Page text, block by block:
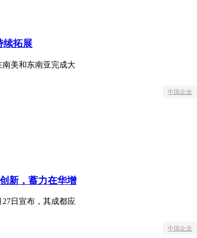
续拓展
美和东南亚完成大
中国企业
新，蓄力在华增
27日宣布，其成都应
中国企业